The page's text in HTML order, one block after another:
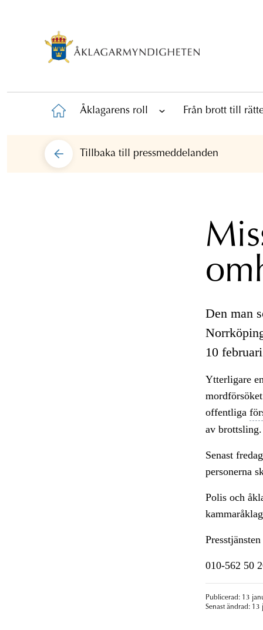
Åklagarens roll Från brott till
Tillbaka till pressmeddelanden
Den man
10
Ytterligare
offentliga
av
Senast
personerna
Polis och
Presstjänsten
010-562 50
Publicerad: 13
Senast ändrad: